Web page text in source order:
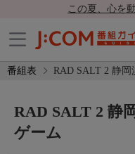
この夏、心を
番組表 RAD SALT 2 静
RAD SALT 2 静
ゲーム